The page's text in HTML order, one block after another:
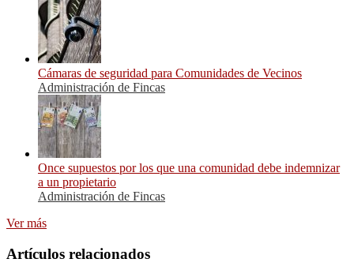
Cámaras de seguridad para Comunidades de Vecinos
Administración de Fincas
Once supuestos por los que una comunidad debe indemnizar
a un propietario
Administración de Fincas
Ver más
Artículos relacionados